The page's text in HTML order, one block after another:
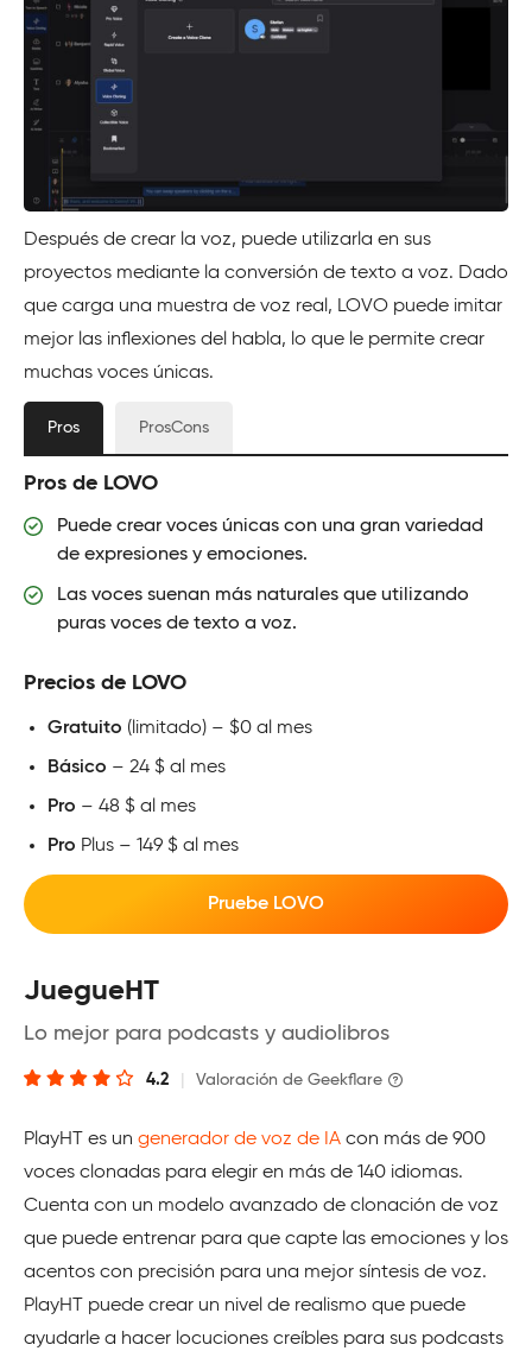
Después de crear la voz, puede utilizarla en sus
proyectos mediante la conversión de texto a voz. Dado
que carga una muestra de voz real, LOVO puede imitar
mejor las inflexiones del habla, lo que le permite crear
muchas voces únicas.
Pros ProsCons
Pros de LOVO
Puede crear voces únicas con una gran variedad
de expresiones y emociones.
Las voces suenan más naturales que utilizando
puras voces de texto a voz.
Precios de LOVO
Gratuito (limitado) – $0 al mes
Básico – 24 $ al mes
Pro – 48 $ al mes
Pro Plus – 149 $ al mes
Pruebe LOVO
JuegueHT
Lo mejor para podcasts y audiolibros
4.2 Valoración de Geekflare
PlayHT es un generador de voz de IA con más de 900
voces clonadas para elegir en más de 140 idiomas.
Cuenta con un modelo avanzado de clonación de voz
que puede entrenar para que capte las emociones y los
acentos con precisión para una mejor síntesis de voz.
PlayHT puede crear un nivel de realismo que puede
ayudarle a hacer locuciones creíbles para sus podcasts